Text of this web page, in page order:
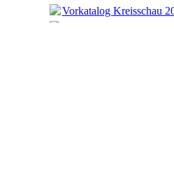
Vorkatalog Kreisschau